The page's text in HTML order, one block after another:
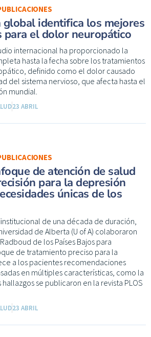
global identifica los mejores
el dolor neuropático
internacional ha proporcionado la
hasta la fecha sobre los tratamientos
definido como el dolor causado
del sistema nervioso, que afecta hasta el
mundial.
23 ABRIL
de atención de salud
para la depresión
únicas de los
de una década de duración,
de Alberta (U of A) colaboraron
de los Países Bajos para
de tratamiento preciso para la
a los pacientes recomendaciones
en múltiples características, como la
hallazgos se publicaron en la revista PLOS
23 ABRIL